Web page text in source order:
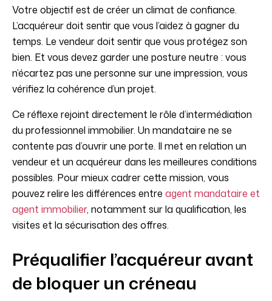
Votre objectif est de créer un climat de confiance.
L’acquéreur doit sentir que vous l’aidez à gagner du
temps. Le vendeur doit sentir que vous protégez son
bien. Et vous devez garder une posture neutre : vous
n’écartez pas une personne sur une impression, vous
vérifiez la cohérence d’un projet.
Ce réflexe rejoint directement le rôle d’intermédiation
du professionnel immobilier. Un mandataire ne se
contente pas d’ouvrir une porte. Il met en relation un
vendeur et un acquéreur dans les meilleures conditions
possibles. Pour mieux cadrer cette mission, vous
pouvez relire les différences entre agent mandataire et
agent immobilier, notamment sur la qualification, les
visites et la sécurisation des offres.
Préqualifier l’acquéreur avant
de bloquer un créneau